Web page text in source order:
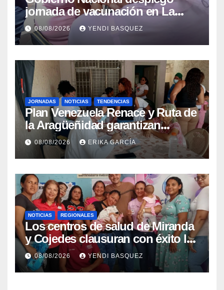
jornada de vacunación en La
Guaira para garantizar protección
epidemiológica
08/08/2026 YENDI BASQUEZ
JORNADAS NOTICIAS TENDENCIAS
Plan Venezuela Renace y Ruta de
la Aragüeñidad garantizan
atención médica integral en
Aragua
08/08/2026 ERIKA GARCÍA
NOTICIAS REGIONALES
Los centros de salud de Miranda
y Cojedes clausuran con éxito la
Semana Mundial de la Lactancia
Materna
08/08/2026 YENDI BASQUEZ